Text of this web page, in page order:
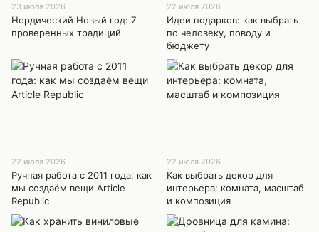
23 июля 2026
Нордический Новый год: 7
проверенных традиций
22 июля 2026
Идеи подарков: как выбрать
по человеку, поводу и
бюджету
22 июля 2026
Ручная работа с 2011 года: как
мы создаём вещи Article
Republic
22 июля 2026
Как выбрать декор для
интерьера: комната, масштаб
и композиция